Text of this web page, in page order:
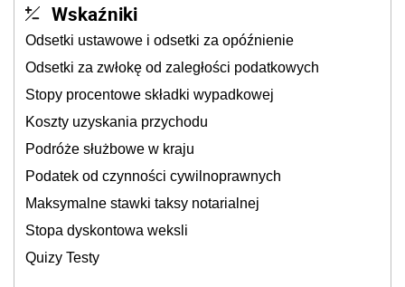
Wskaźniki
Odsetki ustawowe i odsetki za opóźnienie
Odsetki za zwłokę od zaległości podatkowych
Stopy procentowe składki wypadkowej
Koszty uzyskania przychodu
Podróże służbowe w kraju
Podatek od czynności cywilnoprawnych
Maksymalne stawki taksy notarialnej
Stopa dyskontowa weksli
Quizy Testy